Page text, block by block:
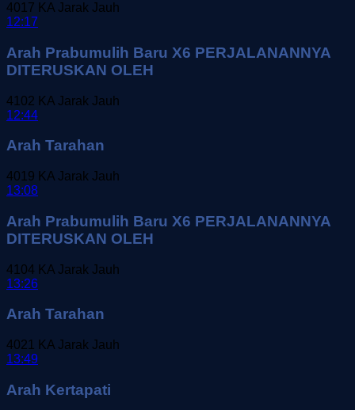
4017 KA Jarak Jauh
12:17
Arah Prabumulih Baru X6 PERJALANANNYA
DITERUSKAN OLEH
4102 KA Jarak Jauh
12:44
Arah Tarahan
4019 KA Jarak Jauh
13:08
Arah Prabumulih Baru X6 PERJALANANNYA
DITERUSKAN OLEH
4104 KA Jarak Jauh
13:26
Arah Tarahan
4021
KA Jarak Jauh
13:49
Arah Kertapati